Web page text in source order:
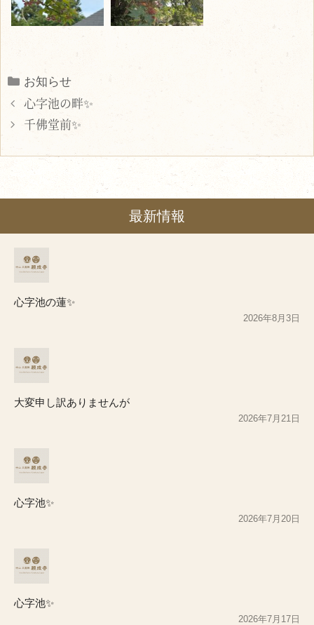
Categories
お知らせ
心字池の畔✨
千佛堂前✨
最新情報
心字池の蓮✨
2026年8月3日
大変申し訳ありませんが
2026年7月21日
心字池✨
2026年7月20日
心字池✨
2026年7月17日